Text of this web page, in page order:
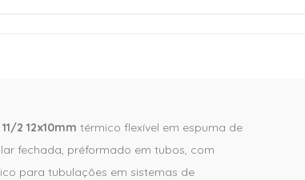
2 12x10mm térmico flexível em espuma de
fechada, préformado em tubos, com
para tubulações em sistemas de